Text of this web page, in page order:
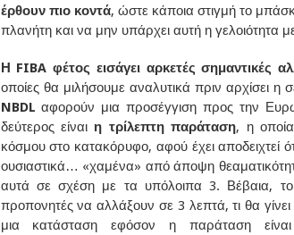
έρθουν πιο κοντά, ώστε κάποια στιγμή το
πλανήτη και να μην υπάρχει αυτή η γελοιότητα
Η FIBA φέτος εισάγει αρκετές σημαντικές
οποίες θα μιλήσουμε αναλυτικά πριν αρχίσει η
NBDL αφορούν μια προσέγγιση προς την
δεύτερος είναι η τρίλεπτη παράταση, η
κόσμου στο κατακόρυφο, αφού έχει αποδειχτεί
ουσιαστικά… «χαμένα» από άποψη
αυτά σε σχέση με τα υπόλοιπα 3. Βέβαια,
προπονητές να αλλάξουν σε 3 λεπτά, τι θα
μια κατάσταση εφόσον η παράταση